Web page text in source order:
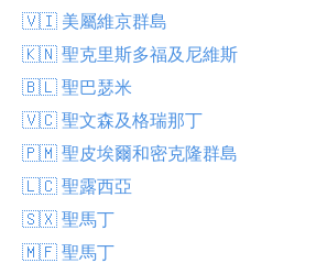
🇻🇮 美屬維京群島
🇰🇳 聖克里斯多福及尼維斯
🇧🇱 聖巴瑟米
🇻🇨 聖文森及格瑞那丁
🇵🇲 聖皮埃爾和密克隆群島
🇱🇨 聖露西亞
🇸🇽 聖馬丁
🇲🇫 聖馬丁